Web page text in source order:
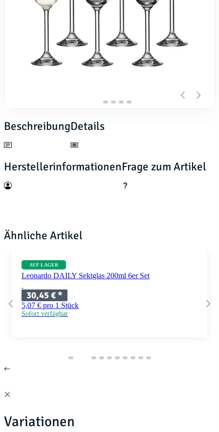
BeschreibungDetails
HerstellerinformationenFrage zum Artikel
Ähnliche Artikel
AUF LAGER
Leonardo DAILY Sektglas 200ml 6er Set
30,45 €*
5,07 € pro 1 Stück
Sofort verfügbar
Variationen